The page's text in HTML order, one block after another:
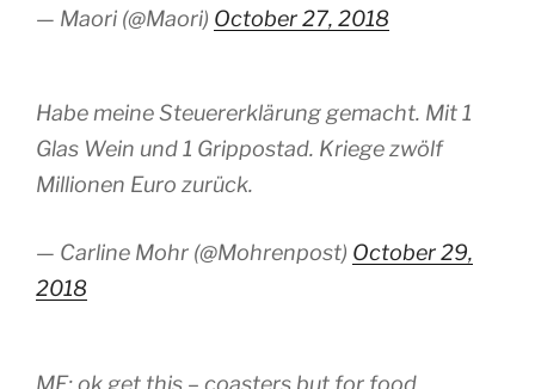
— Maori (@Maori) October 27, 2018
Habe meine Steuererklärung gemacht. Mit 1
Glas Wein und 1 Grippostad. Kriege zwölf
Millionen Euro zurück.
— Carline Mohr (@Mohrenpost) October 29,
2018
ME: ok get this – coasters but for food